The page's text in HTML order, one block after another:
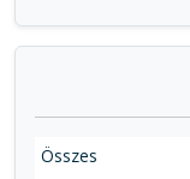
Összes